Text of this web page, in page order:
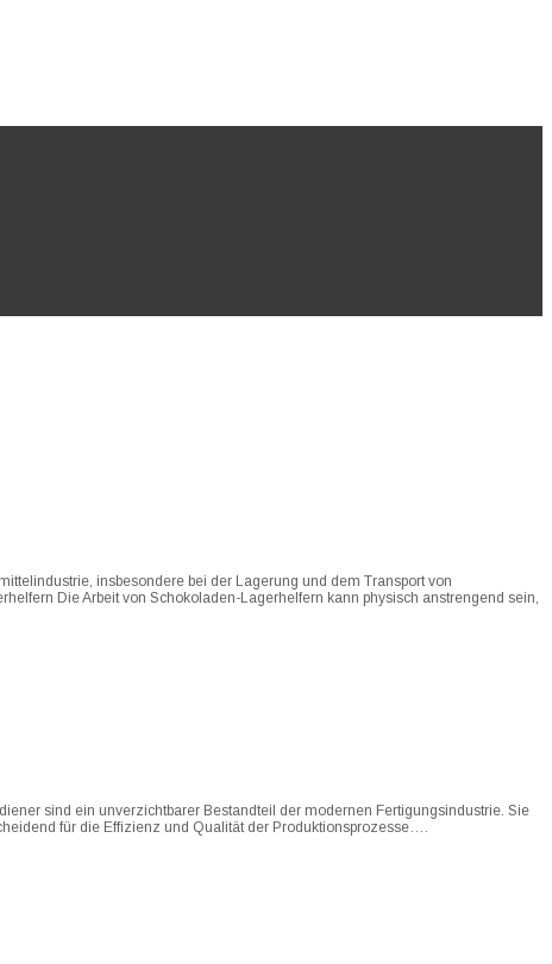
insbesondere bei der Lagerung und dem Transport von
Die Arbeit von Schokoladen-Lagerhelfern kann physisch anstrengend sein,
sind ein unverzichtbarer Bestandteil der modernen Fertigungsindustrie. Sie
für die Effizienz und Qualität der Produktionsprozesse….